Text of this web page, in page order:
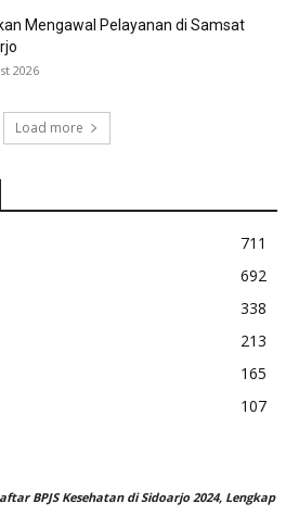
Mengawal Pelayanan di Samsat
2026
Load more
711
692
338
213
165
107
BPJS Kesehatan di Sidoarjo 2024, Lengkap